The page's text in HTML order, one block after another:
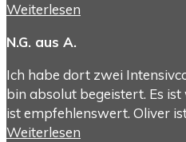
Weiterlesen
N.G. aus A.
Ich habe dort zwei
bin absolut begeistert. Es
ist empfehlenswert. Oliver
Weiterlesen